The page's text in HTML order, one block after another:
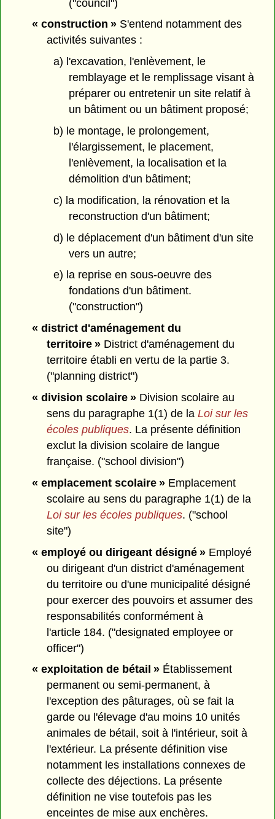
("council")
« construction »S'entend notamment des
activités suivantes :
a) l'excavation, l'enlèvement, le
remblayage et le remplissage visant à
préparer ou entretenir un site relatif à
un bâtiment ou un bâtiment proposé;
b) le montage, le prolongement,
l'élargissement, le placement,
l'enlèvement, la localisation et la
démolition d'un bâtiment;
c) la modification, la rénovation et la
reconstruction d'un bâtiment;
d) le déplacement d'un bâtiment d'un site
vers un autre;
e) la reprise en sous-oeuvre des
fondations d'un bâtiment.
("construction")
« district d'aménagement du
territoire » District d'aménagement du
territoire établi en vertu de la partie 3.
("planning district")
« division scolaire »Division scolaire au
sens du paragraphe 1(1) de laLoi sur les
écoles publiques. La présente définition
exclut la division scolaire de langue
française. ("school division")
« emplacement scolaire »Emplacement
scolaire au sens du paragraphe 1(1) de la
Loi sur les écoles publiques. ("school
site")
« employé ou dirigeant désigné »Employé
ou dirigeant d'un district d'aménagement
du territoire ou d'une municipalité désigné
pour exercer des pouvoirs et assumer des
responsabilités conformément à
l'article 184. ("designated employee or
officer")
« exploitation de bétail »Établissement
permanent ou semi-permanent, à
l'exception des pâturages, où se fait la
garde ou l'élevage d'au moins 10 unités
animales de bétail, soit à l'intérieur, soit à
l'extérieur. La présente définition vise
notamment les installations connexes de
collecte des déjections. La présente
définition ne vise toutefois pas les
enceintes de mise aux enchères.